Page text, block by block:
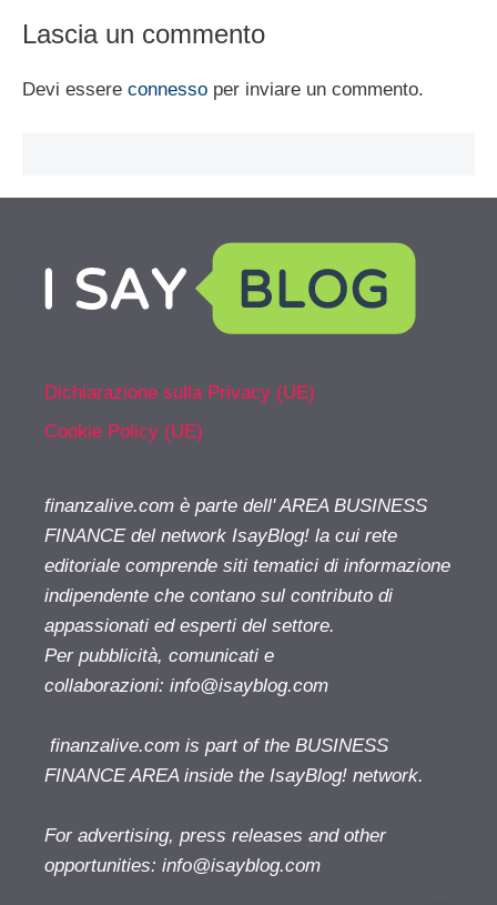
Lascia un commento
Devi essere connesso per inviare un commento.
Dichiarazione sulla Privacy (UE)
Cookie Policy (UE)
finanzalive.com è parte dell' AREA BUSINESS
FINANCE del network IsayBlog! la cui rete
editoriale comprende siti tematici di informazione
indipendente che contano sul contributo di
appassionati ed esperti del settore.
Per pubblicità, comunicati e
collaborazioni: info@isayblog.com
finanzalive.com is part of the BUSINESS
FINANCE AREA inside the IsayBlog! network.
For advertising, press releases and other
opportunities: info@isayblog.com